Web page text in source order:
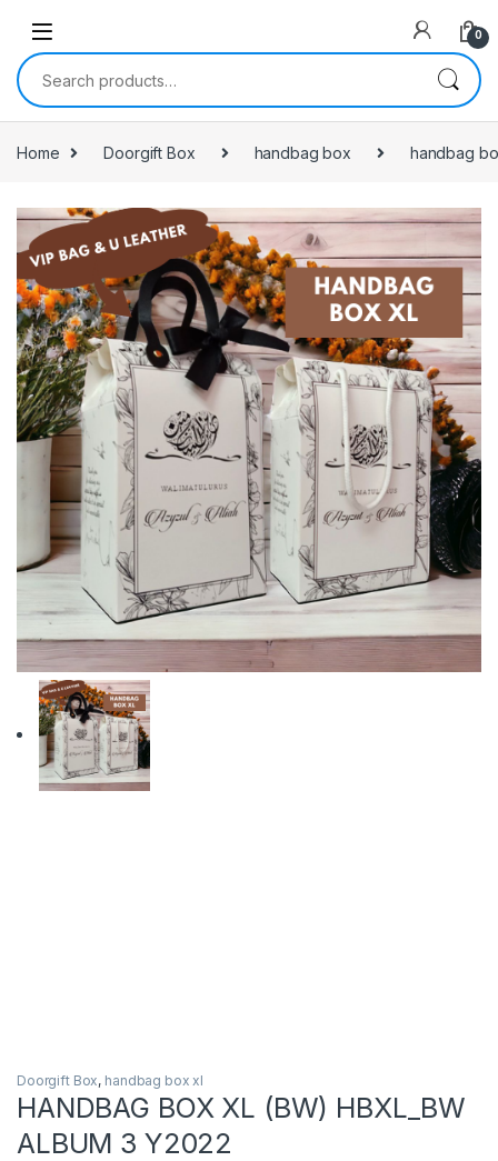
0
Search for:
Home Doorgift Box handbag box handbag
Doorgift Box, handbag box xl
HANDBAG BOX XL (BW) HBXL_BW
ALBUM 3 Y2022